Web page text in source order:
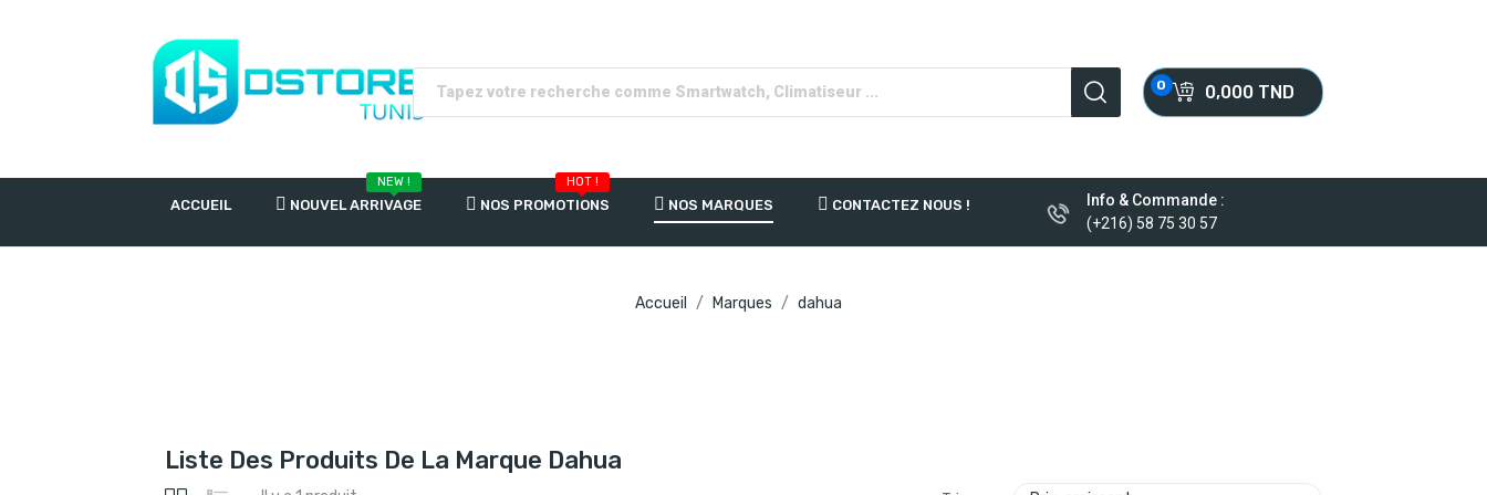
0,000 TND
0
ACCUEIL NOUVEL ARRIVAGE
NEW !
NOS PROMOTIONS
HOT !
NOS MARQUES CONTACTEZ NOUS !
Info & Commande :
(+216) 58 75 30 57
Accueil Marques dahua
Liste Des Produits De La Marque Dahua